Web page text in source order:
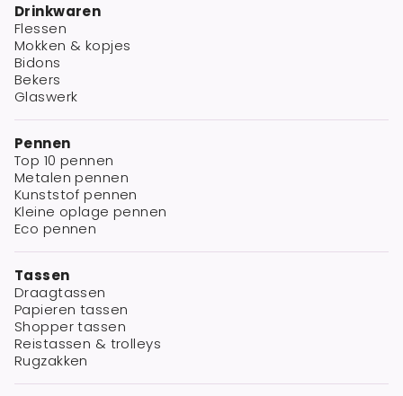
Drinkwaren
Flessen
Mokken & kopjes
Bidons
Bekers
Glaswerk
Pennen
Top 10 pennen
Metalen pennen
Kunststof pennen
Kleine oplage pennen
Eco pennen
Tassen
Draagtassen
Papieren tassen
Shopper tassen
Reistassen & trolleys
Rugzakken